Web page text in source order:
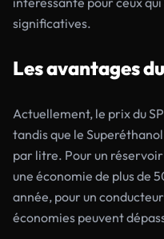
significatives.
Les avantages
Actuellement, le prix du
tandis que le
par litre. Pour un
une économie de plus de
année, pour un
économies peuvent